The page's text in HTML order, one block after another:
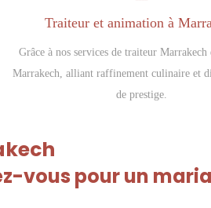
Traiteur et animation à
Grâce à nos services de traiteur
Marrakech, alliant raffinement culinaire et
de prestige.
vous pour un